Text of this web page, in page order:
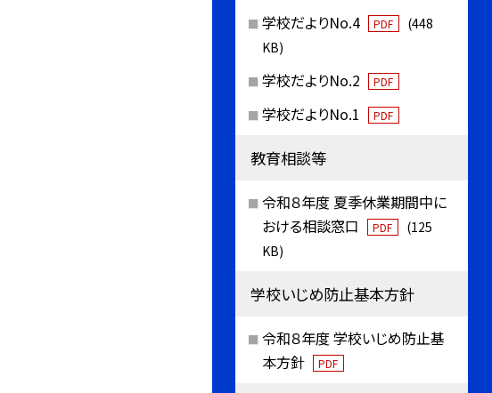
学校だよりNo.4 PDF
(448
KB)
学校だよりNo.2 PDF
学校だよりNo.1 PDF
教育相談等
令和８年度 夏季休業期間中に
おける相談窓口
PDF
(125
KB)
学校いじめ防止基本方針
令和８年度 学校いじめ防止基
本方針
PDF